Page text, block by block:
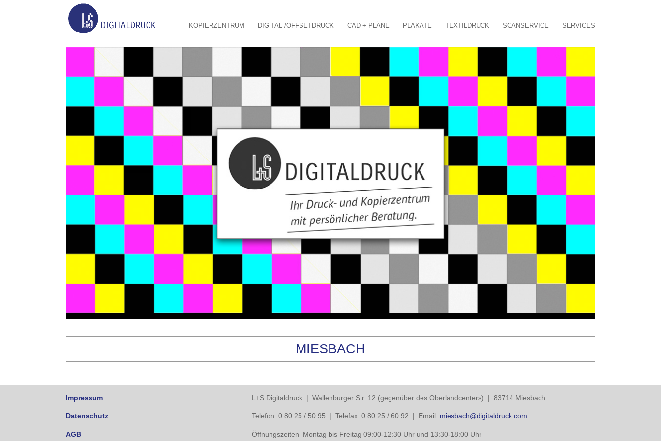
KOPIERZENTRUM DIGITAL-/OFFSETDRUCK CAD + PLÄNE PLAKATE TEXTILDRUCK SCANSERVICE SERVICES
MIESBACH
Impressum
Datenschutz
AGB
L+S Digitaldruck | Wallenburger Str. 12 (gegenüber des Oberlandcenters) | 83714 Miesbach
Telefon: 0 80 25 / 50 95 | Telefax: 0 80 25 / 60 92 | Email: miesbach@digitaldruck.com
Öffnungszeiten: Montag bis Freitag 09:00-12:30 Uhr und 13:30-18:00 Uhr